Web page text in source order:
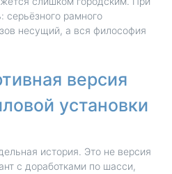
серьёзного рамного
несущий, а вся философия
версия
установки
история. Это не версия
с доработками по шасси,